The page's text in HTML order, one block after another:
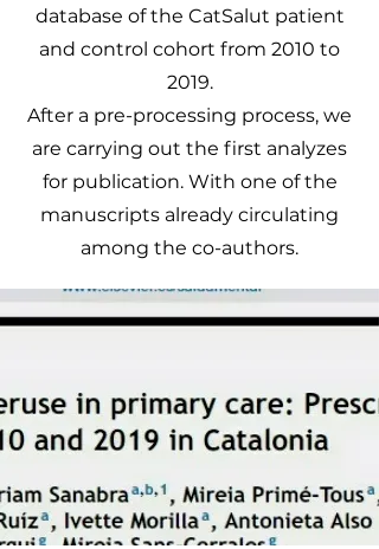
database of the CatSalut patient
and control cohort from 2010 to
2019.
After a pre-processing process, we
are carrying out the first analyzes
for publication. With one of the
manuscripts already circulating
among the co-authors.